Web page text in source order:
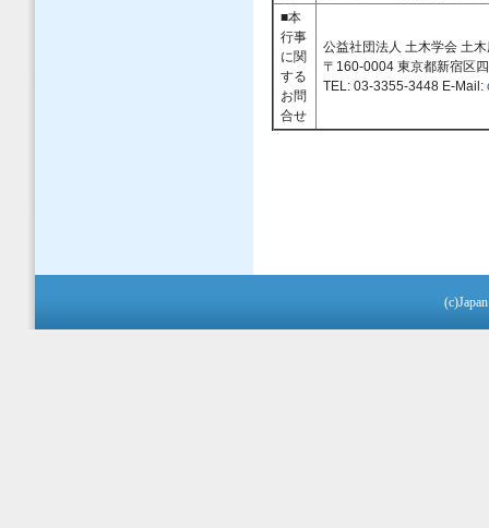
■本
行事
に関
する
お問
合せ
公益社団法人 土木学会 土
〒160-0004 東京都新宿区
TEL: 03-3355-3448 E-Mail: